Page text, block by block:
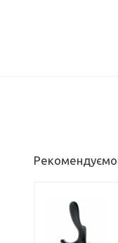
Рекомендуємо